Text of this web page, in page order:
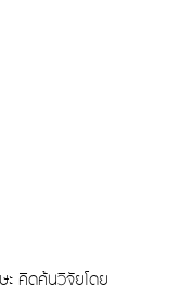
คิดค้นวิจัยโดย